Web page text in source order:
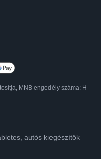
MNB engedély száma: H-
autós kiegészítők